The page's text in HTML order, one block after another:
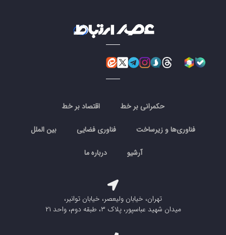
حکمرانی بر خط اقتصاد بر خط
فناوری‌ها و زیرساخت فناوری فضایی بین الملل
آرشیو درباره ما
تهران، خیابان ولیعصر، خیابان توانیر،
میدان شهید عباسپور، پلاک ۳، طبقه دوم، واحد ۲۱